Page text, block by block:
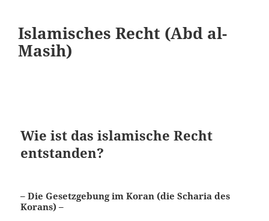
Islamisches Recht (Abd al-
Masih)
Wie ist das islamische Recht
entstanden?
– Die Gesetzgebung im Koran (die Scharia des
Korans) –